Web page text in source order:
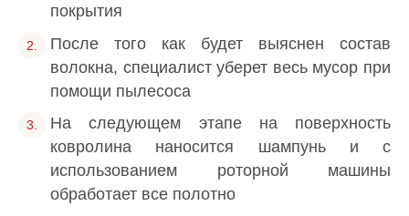
покрытия
После того как будет выяснен состав
волокна, специалист уберет весь мусор при
помощи пылесоса
На следующем этапе на поверхность
ковролина наносится шампунь и с
использованием роторной машины
обработает все полотно